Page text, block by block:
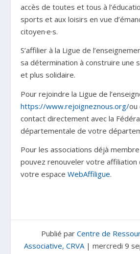
accès de toutes et tous à
sports et aux loisirs en vue
citoyen·e·s.
S’affilier à la Ligue de
sa détermination à construire une
et plus solidaire.
Pour rejoindre la Ligue de
https://www.rejoigneznous.org/ou
contact directement avec la
départementale de votre
Pour les associations déjà
pouvez renouveler votre
votre espaceWebAffiligue.
Publié par Centre de
Associative, CRVA| mercredi 9